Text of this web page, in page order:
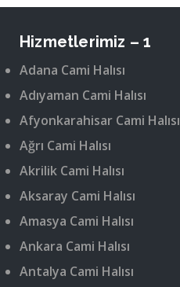
Hizmetlerimiz – 1
Adana Cami Halısı
Adıyaman Cami Halısı
Afyonkarahisar Cami Halısı
Ağrı Cami Halısı
Akrilik Cami Halısı
Aksaray Cami Halısı
Amasya Cami Halısı
Ankara Cami Halısı
Antalya Cami Halısı